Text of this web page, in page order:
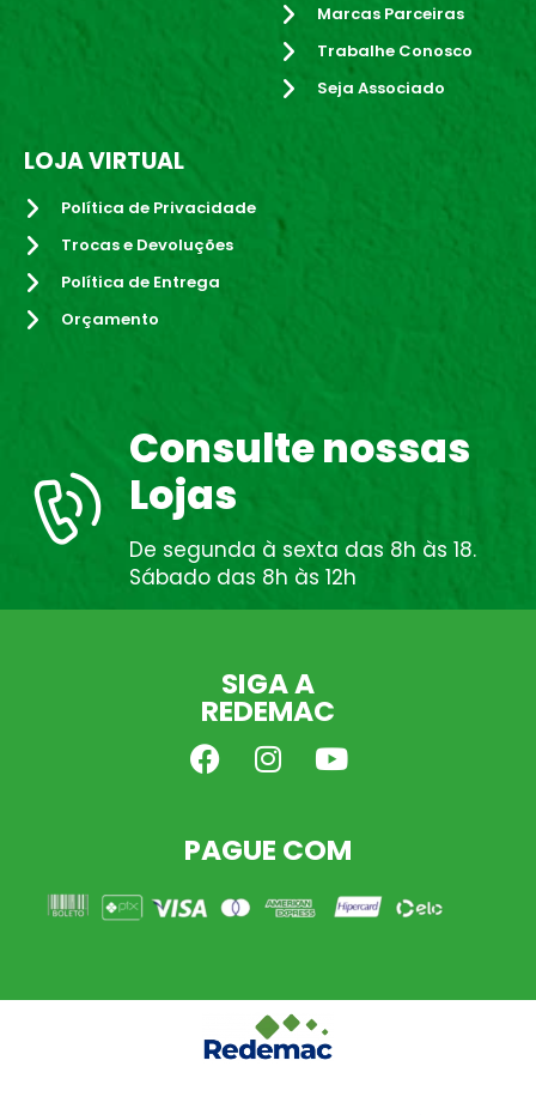
Marcas Parceiras
Trabalhe Conosco
Seja Associado
LOJA VIRTUAL
Política de Privacidade
Trocas e Devoluções
Política de Entrega
Orçamento
Consulte nossas
Lojas
De segunda à sexta das 8h às 18.
Sábado das 8h às 12h
SIGA A
REDEMAC
PAGUE COM